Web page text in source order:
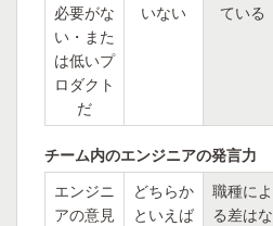
必要がな
い・また
は低いプ
ロダクト
だ
いない
ている
チーム内のエンジニアの発言力
エンジニ
アの意見
どちらか
といえば
職種によ
る差はな